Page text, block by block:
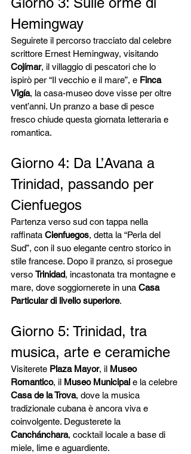
Hemingway
Seguirete il percorso tracciato dal celebre
scrittore Ernest Hemingway, visitando
Cojímar, il villaggio di pescatori che lo
ispirò per “Il vecchio e il mare”, e Finca
Vigía, la casa-museo dove visse per oltre
vent’anni. Un pranzo a base di pesce
fresco chiude questa giornata letteraria e
romantica.
Giorno 4: Da L’Avana a
Trinidad, passando per
Cienfuegos
Partenza verso sud con tappa nella
raffinata Cienfuegos, detta la “Perla del
Sud”, con il suo elegante centro storico in
stile francese. Dopo il pranzo, si prosegue
verso Trinidad, incastonata tra montagne e
mare, dove soggiornerete in una Casa
Particular di livello superiore.
Giorno 5: Trinidad, tra
musica, arte e ceramiche
Visiterete Plaza Mayor, il Museo
Romantico, il Museo Municipal e la celebre
Casa de la Trova, dove la musica
tradizionale cubana è ancora viva e
coinvolgente. Degusterete la
Canchánchara, cocktail locale a base di
miele, lime e aguardiente.